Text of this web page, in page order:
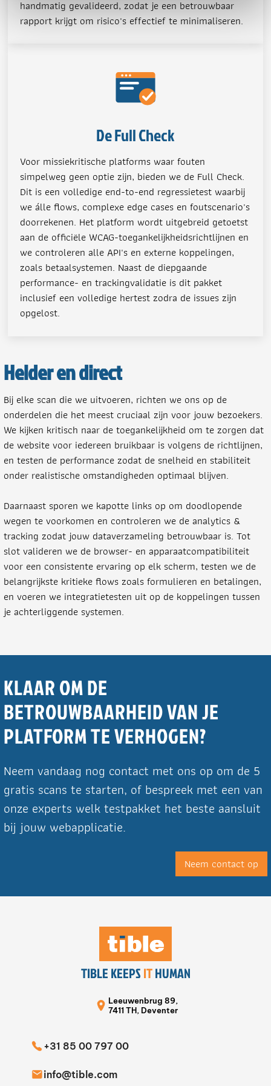
handmatig gevalideerd, zodat je een betrouwbaar
rapport krijgt om risico's effectief te minimaliseren.
De Full Check
Voor missiekritische platforms waar fouten
simpelweg geen optie zijn, bieden we de Full Check.
Dit is een volledige end-to-end regressietest waarbij
we álle flows, complexe edge cases en foutscenario's
doorrekenen. Het platform wordt uitgebreid getoetst
aan de officiële WCAG-toegankelijkheidsrichtlijnen en
we controleren alle API's en externe koppelingen,
zoals betaalsystemen. Naast de diepgaande
performance- en trackingvalidatie is dit pakket
inclusief een volledige hertest zodra de issues zijn
opgelost.
Helder en direct
Bij elke scan die we uitvoeren, richten we ons op de
onderdelen die het meest cruciaal zijn voor jouw bezoekers.
We kijken kritisch naar de toegankelijkheid om te zorgen dat
de website voor iedereen bruikbaar is volgens de richtlijnen,
en testen de performance zodat de snelheid en stabiliteit
onder realistische omstandigheden optimaal blijven.
Daarnaast sporen we kapotte links op om doodlopende
wegen te voorkomen en controleren we de analytics &
tracking zodat jouw dataverzameling betrouwbaar is. Tot
slot valideren we de browser- en apparaatcompatibiliteit
voor een consistente ervaring op elk scherm, testen we de
belangrijkste kritieke flows zoals formulieren en betalingen,
en voeren we integratietesten uit op de koppelingen tussen
je achterliggende systemen.
KLAAR OM DE
BETROUWBAARHEID VAN JE
PLATFORM TE VERHOGEN?
Neem vandaag nog contact met ons op om de 5
gratis scans te starten, of bespreek met een van
onze experts welk testpakket het beste aansluit
bij jouw webapplicatie.
Neem contact op
TIBLE KEEPSITHUMAN
Leeuwenbrug 89,
7411 TH, Deventer
+31 85 00 797 00
info@tible.com